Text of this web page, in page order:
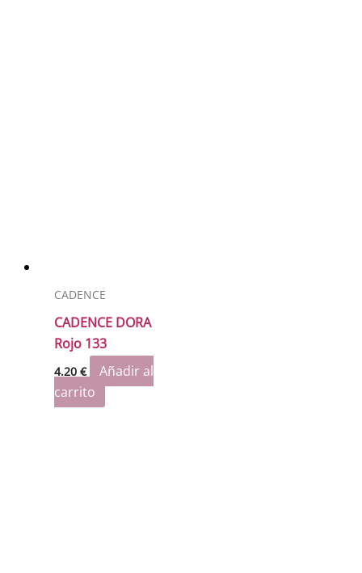
CADENCE
CADENCE DORA
Rojo 133
4.20€
Añadir al
carrito